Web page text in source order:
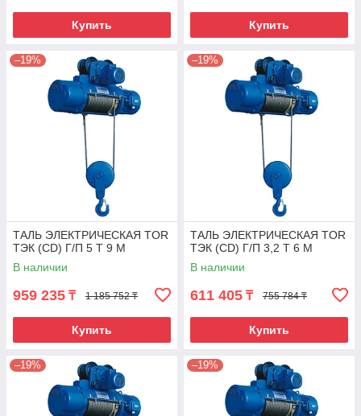
Купить Купить
–19%
ТАЛЬ ЭЛЕКТРИЧЕСКАЯ TOR
ТЭК (CD) Г/П 5 Т 9 М
В наличии
959 235 ₸ 1 185 752 ₸
Купить
–19%
ТАЛЬ ЭЛЕКТРИЧЕСКАЯ TOR
ТЭК (CD) Г/П 3,2 Т 6 М
В наличии
611 405 ₸ 755 784 ₸
Купить
–19% –19%